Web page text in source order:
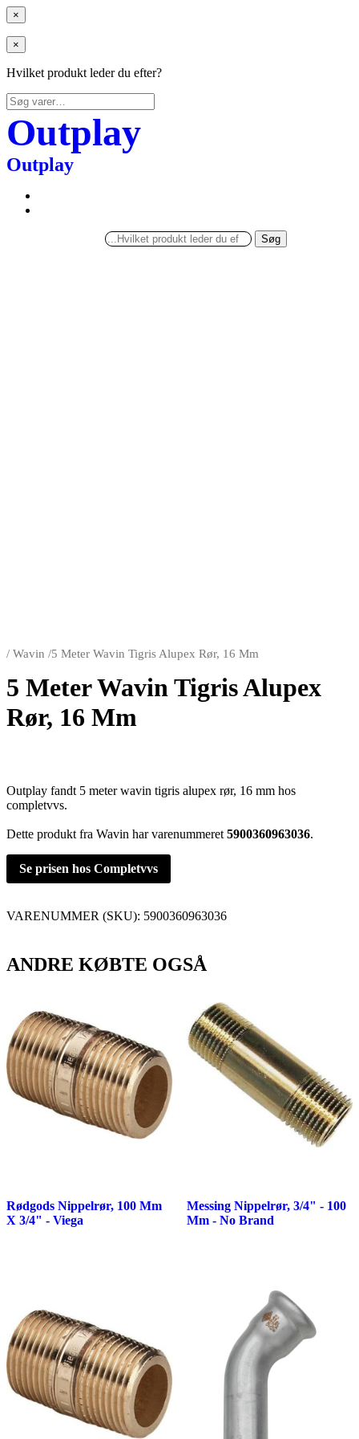
×
×
Hvilket produkt leder du efter?
Søg
efter:
Outplay
Outplay
Søg
/ Wavin /5 Meter Wavin Tigris Alupex Rør, 16 Mm
5 Meter Wavin Tigris Alupex
Rør, 16 Mm
Outplay fandt 5 meter wavin tigris alupex rør, 16 mm hos
completvvs.
Dette produkt fra Wavin har varenummeret 5900360963036.
Se prisen hos Completvvs
VARENUMMER (SKU): 5900360963036
ANDRE KØBTE OGSÅ
Rødgods Nippelrør, 100 Mm
X 3/4" - Viega
Messing Nippelrør, 3/4" - 100
Mm - No Brand